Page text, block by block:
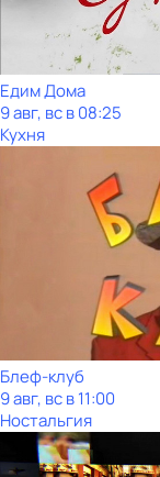
Едим Дома
9 авг, вс в 08:25
Кухня
Блеф-клуб
9 авг, вс в 11:00
Ностальгия